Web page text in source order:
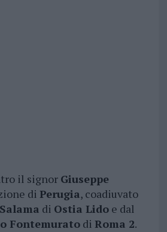
il signor Giuseppe
di Perugia, coadiuvato
di Ostia Lidoe dal
Fontemuratodi Roma 2.